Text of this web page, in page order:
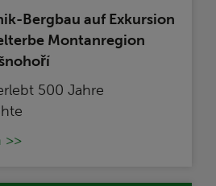
Bergbau auf Exkursion
Montanregion
500 Jahre
>>